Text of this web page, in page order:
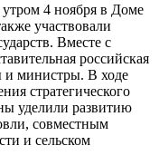
4 ноября в Доме
участвовали
Вместе с
российская
и министры. В ходе
стратегического
уделили развитию
совместным
и сельском